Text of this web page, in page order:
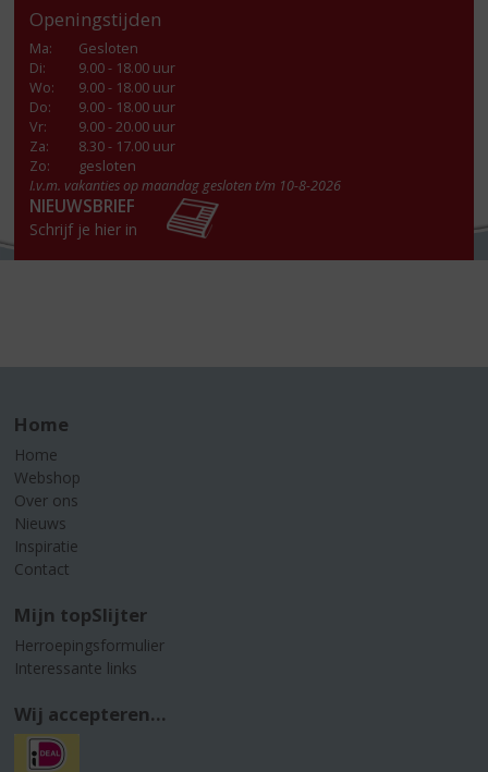
Openingstijden
Ma:
Gesloten
Di:
9.00 - 18.00 uur
Wo:
9.00 - 18.00 uur
Do:
9.00 - 18.00 uur
Vr:
9.00 - 20.00 uur
Za:
8.30 - 17.00 uur
Zo:
gesloten
I.v.m. vakanties op maandag gesloten t/m 10-8-2026
NIEUWSBRIEF
Schrijf je hier in
Home
Home
Webshop
Over ons
Nieuws
Inspiratie
Contact
Mijn topSlijter
Herroepingsformulier
Interessante links
Wij accepteren...